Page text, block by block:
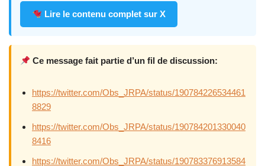
Lire le contenu complet sur X
Ce message fait partie d’un fil de discussion:
https://twitter.com/Obs_JRPA/status/190784226534461
8829
https://twitter.com/Obs_JRPA/status/190784201330040
8416
https://twitter.com/Obs_JRPA/status/190783376913584